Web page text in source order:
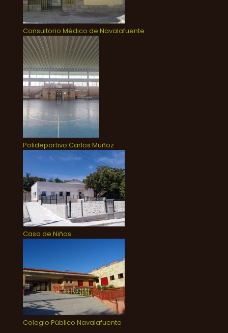
Consultorio Médico de Navalafuente
Polideportivo Carlos Muñoz
Casa de Niños
Colegio Público Navalafuente